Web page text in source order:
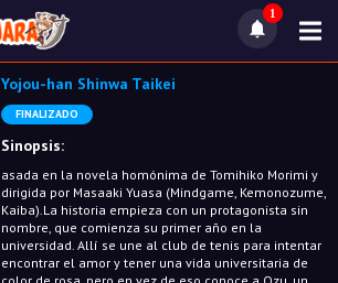
1
Yojou-han Shinwa Taikei
FINALIZADO
Sinopsis:
asada en la novela homónima de Tomihiko Morimi y
dirigida por Masaaki Yuasa (Mindgame, Kemonozume,
Kaiba).La historia empieza con un protagonista sin
nombre, que comienza su primer año en la
universidad. Allí se une al club de tenis para intentar
encontrar el amor y tener una vida universitaria de